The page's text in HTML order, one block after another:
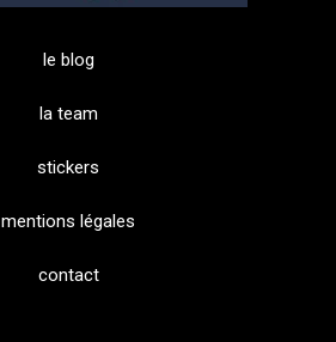
le blog
la team
stickers
mentions légales
contact